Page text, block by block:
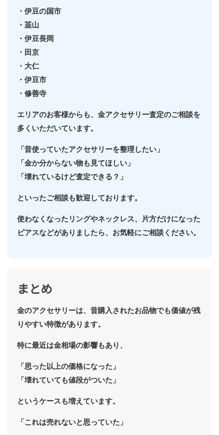
・伊豆の国市
・韮山
・伊豆長岡
・田京
・大仁
・伊豆市
・修善寺
エリアのお客様からも、金アクセサリー査定のご相談を
多くいただいています。
「昔使っていたアクセサリーを整理したい」
「金か分からない物も見てほしい」
「壊れているけど査定できる？」
といったご相談も歓迎しております。
使わなくなったリングやネックレス、片方だけになった
ピアスなどがありましたら、お気軽にご相談ください。
まとめ
金のアクセサリーは、昔購入されたお品物でも価値が残
りやすい特徴があります。
特に最近は金相場の影響もあり、
「思った以上の価格になった」
「壊れていても値段がついた」
というケースも増えています。
「これは売れないと思っていた」